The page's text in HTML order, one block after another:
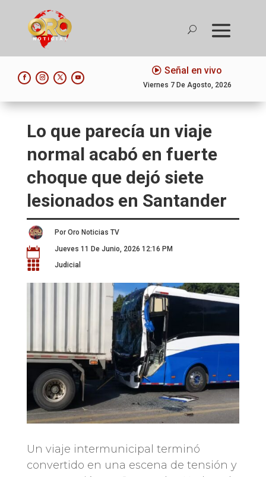
Señal en vivo
Viernes 7 De Agosto, 2026
Lo que parecía un viaje
normal acabó en fuerte
choque que dejó siete
lesionados en Santander
Por Oro Noticias TV
 Jueves 11 De Junio, 2026 12:16 PM
 Judicial
Un viaje intermunicipal terminó
convertido en una escena de tensión y